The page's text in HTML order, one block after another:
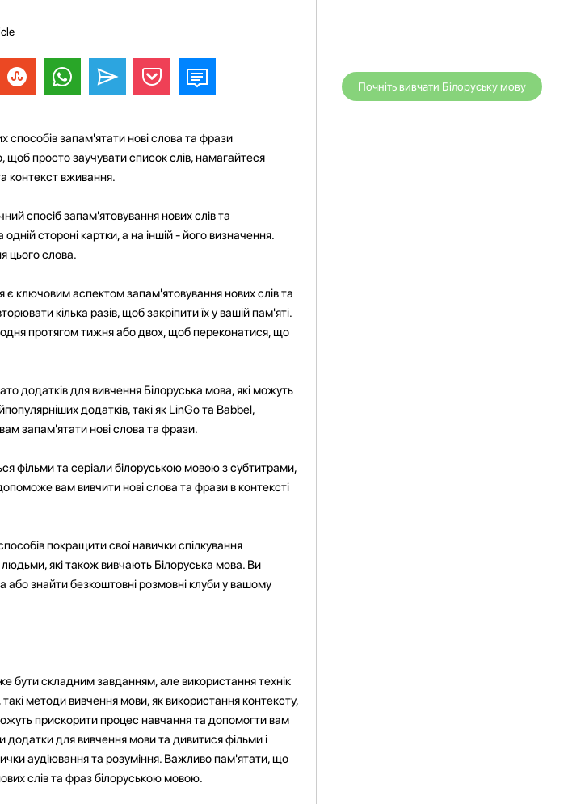
запам'ятати нові слова та фрази
щоб просто заучувати список слів, намагайтеся
контекст вживання.
спосіб запам'ятовування нових слів та
стороні картки, а на іншій - його визначення.
цього слова.
є ключовим аспектом запам'ятовування нових слів та
кілька разів, щоб закріпити їх у вашій пам'яті.
протягом тижня або двох, щоб переконатися, що
додатків для вивчення Білоруська мова, які можуть
додатків, такі як LinGo та Babbel,
запам'ятати нові слова та фрази.
фільми та серіали білоруською мовою з субтитрами,
вам вивчити нові слова та фрази в контексті
покращити свої навички спілкування
які також вивчають Білоруська мова. Ви
знайти безкоштовні розмовні клуби у вашому
бути складним завданням, але використання технік
методи вивчення мови, як використання контексту,
прискорити процес навчання та допомогти вам
додатки для вивчення мови та дивитися фільми і
аудіювання та розуміння. Важливо пам'ятати, що
слів та фраз білоруською мовою.
Почніть вивчати Білоруську мову